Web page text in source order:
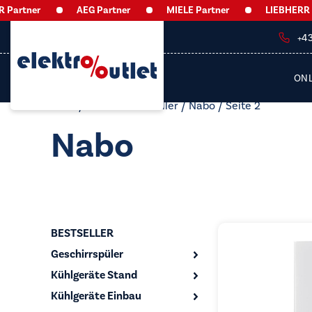
AEG Partner MIELE Partner LIEBHERR
/ Produkt Hersteller /Nabo/ Seite 2
Nabo
BESTSELLER
Geschirrspüler
Kühlgeräte Stand
Kühlgeräte Einbau